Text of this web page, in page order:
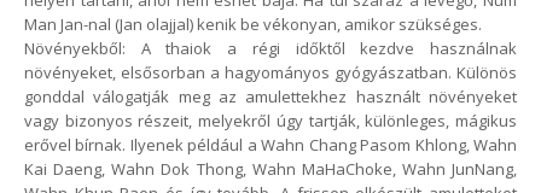
Man Jan-nal (Jan olajjal) kenik be vékonyan, amikor szükséges.
Növényekből: A thaiok a régi időktől kezdve használnak
növényeket, elsősorban a hagyományos gyógyászatban. Különös
gonddal válogatják meg az amulettekhez használt növényeket
vagy bizonyos részeit, melyekről úgy tartják, különleges, mágikus
erővel bírnak. Ilyenek például a Wahn Chang Pasom Khlong, Wahn
Kai Daeng, Wahn Dok Thong, Wahn MaHaChoke, Wahn JunNang,